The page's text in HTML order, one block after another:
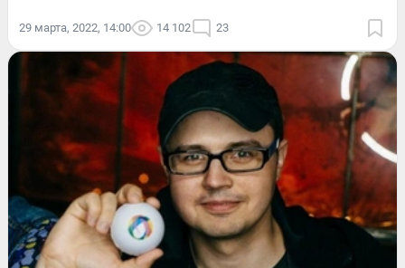
29 марта, 2022, 14:00 14 102 23